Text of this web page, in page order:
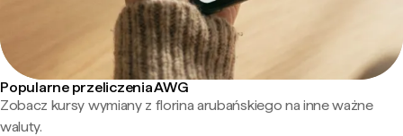
Popularne przeliczenia AWG
Zobacz kursy wymiany z florina arubańskiego na inne ważne
waluty.